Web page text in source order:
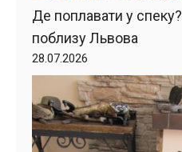
Де поплавати у
поблизу Львова
28.07.2026